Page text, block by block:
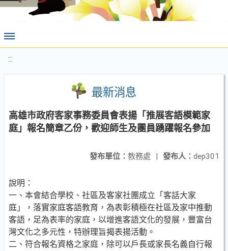
:::
最新消息
高雄市政府客家事務委員會表揚「推展客語模範家
庭」報名簡章乙份，歡迎師生及團員踴躍報名參加
發布人： dep301
發布單位： 教務處 |
說明：
一、本會結合學校、社區及客家社團成立「客話大家
庭」，落實家庭客語教育，為表彰積極在社區及家中推動
客語，足為表率的家庭，以增進客語文化的發展，豐富台
灣文化之多元性，特辦理旨揭表揚活動。
二、符合報名資格之家庭，除可以戶長或家長名義自行報